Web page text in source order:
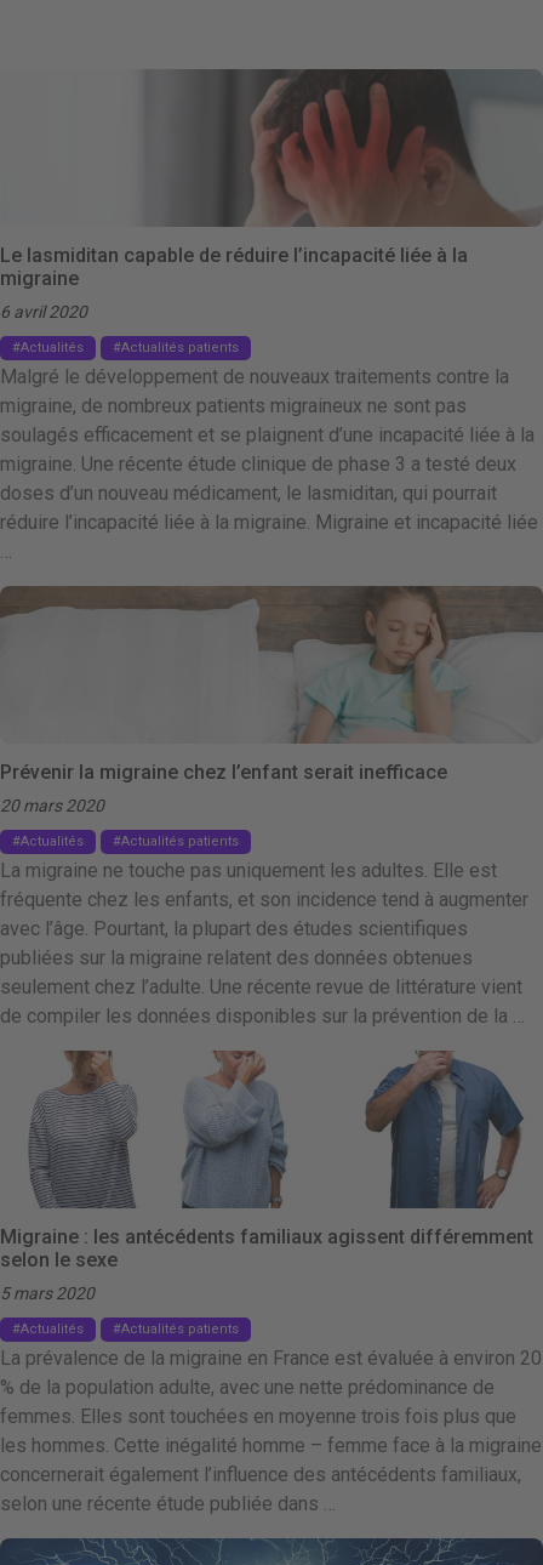
Le lasmiditan capable de réduire l’incapacité liée à la
migraine
6 avril 2020
Actualités Actualités patients
Malgré le développement de nouveaux traitements contre la
migraine, de nombreux patients migraineux ne sont pas
soulagés efficacement et se plaignent d’une incapacité liée à la
migraine. Une récente étude clinique de phase 3 a testé deux
doses d’un nouveau médicament, le lasmiditan, qui pourrait
réduire l’incapacité liée à la migraine. Migraine et incapacité liée
…
Prévenir la migraine chez l’enfant serait inefficace
20 mars 2020
Actualités Actualités patients
La migraine ne touche pas uniquement les adultes. Elle est
fréquente chez les enfants, et son incidence tend à augmenter
avec l’âge. Pourtant, la plupart des études scientifiques
publiées sur la migraine relatent des données obtenues
seulement chez l’adulte. Une récente revue de littérature vient
de compiler les données disponibles sur la prévention de la …
Migraine : les antécédents familiaux agissent différemment
selon le sexe
5 mars 2020
Actualités Actualités patients
La prévalence de la migraine en France est évaluée à environ 20
% de la population adulte, avec une nette prédominance de
femmes. Elles sont touchées en moyenne trois fois plus que
les hommes. Cette inégalité homme – femme face à la migraine
concernerait également l’influence des antécédents familiaux,
selon une récente étude publiée dans …